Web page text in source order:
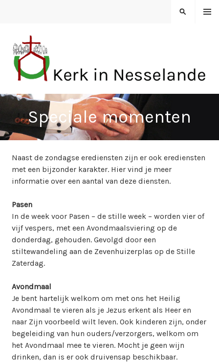
KERK IN NESSELANDE
MENU
ZOEKEN
Speciale momenten
Naast de zondagse erediensten zijn er ook erediensten
met een bijzonder karakter. Hier vind je meer
informatie over een aantal van deze diensten.
Pasen
In de week voor Pasen – de stille week – worden vier of
vijf vespers, met een Avondmaalsviering op de
donderdag, gehouden. Gevolgd door een
stiltewandeling aan de Zevenhuizerplas op de Stille
Zaterdag.
Avondmaal
Je bent hartelijk welkom om met ons het Heilig
Avondmaal te vieren als je Jezus erkent als Heer en
naar Zijn voorbeeld wilt leven. Ook kinderen zijn, onder
begeleiding van hun ouders/verzorgers, welkom om
het Avondmaal mee te vieren. Mocht je geen wijn
drinken, dan is er ook druivensap beschikbaar.